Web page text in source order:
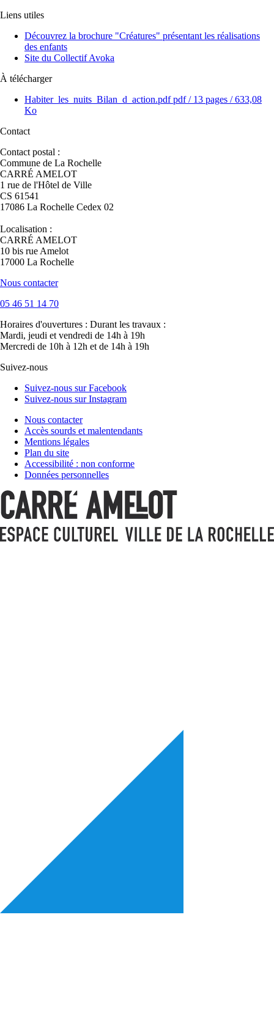
Liens utiles
Découvrez la brochure "Créatures" présentant les réalisations
des enfants
Site du Collectif Avoka
À télécharger
Habiter_les_nuits_Bilan_d_action.pdfpdf/ 13 pages / 633,08
Ko
Contact
Contact postal :
Commune de La Rochelle
CARRÉ AMELOT
1 rue de l'Hôtel de Ville
CS 61541
17086 La Rochelle Cedex 02
Localisation :
CARRÉ AMELOT
10 bis rue Amelot
17000 La Rochelle
Nous contacter
05 46 51 14 70
Horaires d'ouvertures : Durant les travaux :
Mardi, jeudi et vendredi de 14h à 19h
Mercredi de 10h à 12h et de 14h à 19h
Suivez-nous
Suivez-nous sur Facebook
Suivez-nous sur Instagram
Nous contacter
Accès sourds et malentendants
Mentions légales
Plan du site
Accessibilité : non conforme
Données personnelles